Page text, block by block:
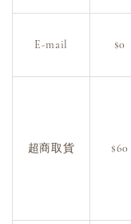
E-mail $0
超商取貨 $60